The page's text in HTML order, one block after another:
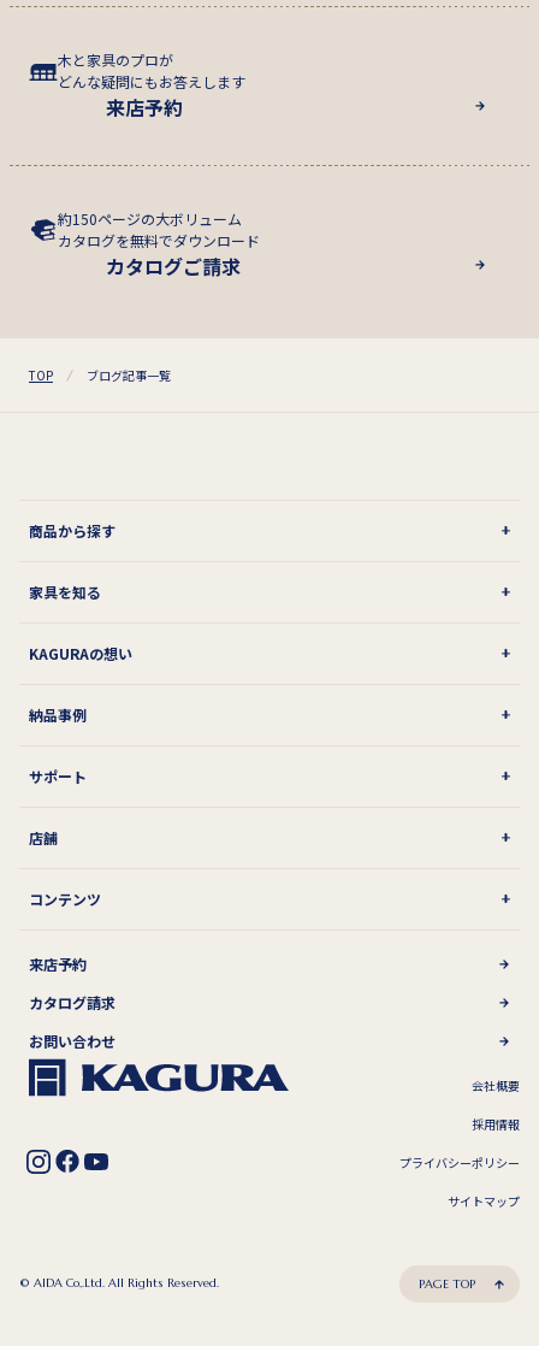
木と家具のプロが
どんな疑問にもお答えします
来店予約
約150ページの大ボリューム
カタログを無料でダウンロード
カタログご請求
TOP ブログ記事一覧
商品から探す
家具を知る
KAGURAの想い
納品事例
サポート
店舗
コンテンツ
来店予約
カタログ請求
お問い合わせ
会社概要
採用情報
プライバシーポリシー
サイトマップ
© AIDA Co,.Ltd. All Rights Reserved. PAGE TOP